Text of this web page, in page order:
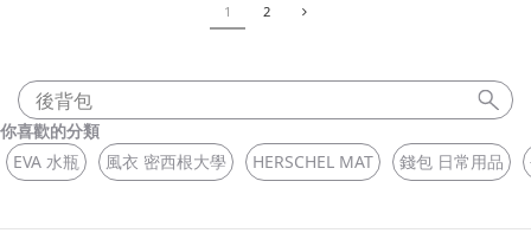
1 2
後背包
你喜歡的分類
EVA 水瓶
風衣 密西根大學 HERSCHEL MAT 錢包 日常用品